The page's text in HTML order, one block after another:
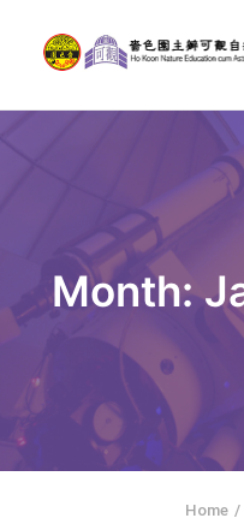
ASTRONOMICAL
STORIES OF NATURE
COMPETITIONS/
CONTACT
SEARCH
繁體中文
Month:
Home